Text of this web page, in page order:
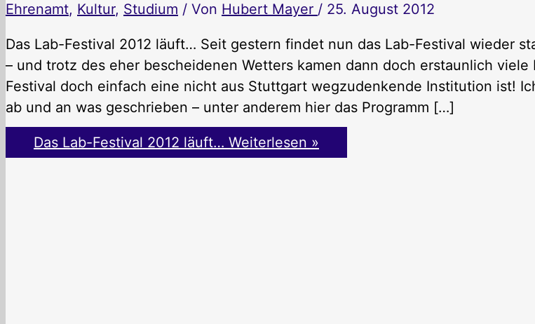
Ehrenamt, Kultur, Studium / Von Hubert Mayer / 25. August 2012
Das Lab-Festival 2012 läuft… Seit gestern findet nun das Lab-Festival wieder
– und trotz des eher bescheidenen Wetters kamen dann doch erstaunlich viele
Festival doch einfach eine nicht aus Stuttgart wegzudenkende Institution ist!
ab und an was geschrieben – unter anderem hier das Programm […]
Das Lab-Festival 2012 läuft… Weiterlesen »